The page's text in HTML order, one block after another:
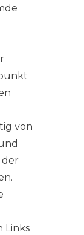
von
der
Links